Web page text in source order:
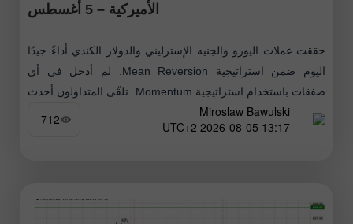
الأميركية – 5 أغسطس
حققت عملات اليورو والجنيه الإسترليني والدولار الكندي أداءً جيدًا
اليوم ضمن استراتيجية Mean Reversion. لم أدخل في أي
صفقات باستخدام استراتيجية Momentum. تلقّى المتداولون أحدث
البيانات الاقتصادية بشكل إيجابي
Miroslaw Bawulski
13:17 2026-08-05 UTC+2
712